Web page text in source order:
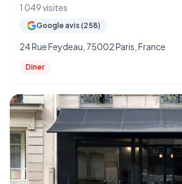
1 049 visites
Google avis (258)
24 Rue Feydeau, 75002 Paris, France
Diner